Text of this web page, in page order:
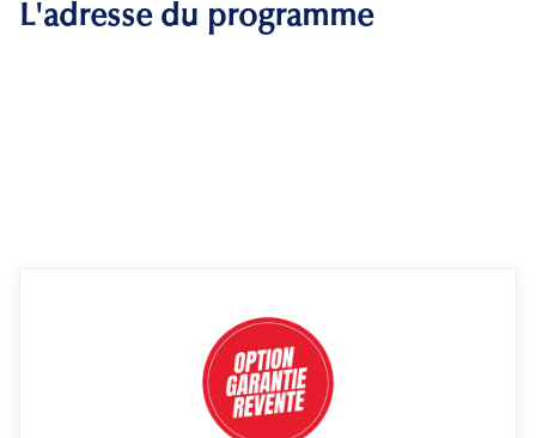
L'adresse du programme